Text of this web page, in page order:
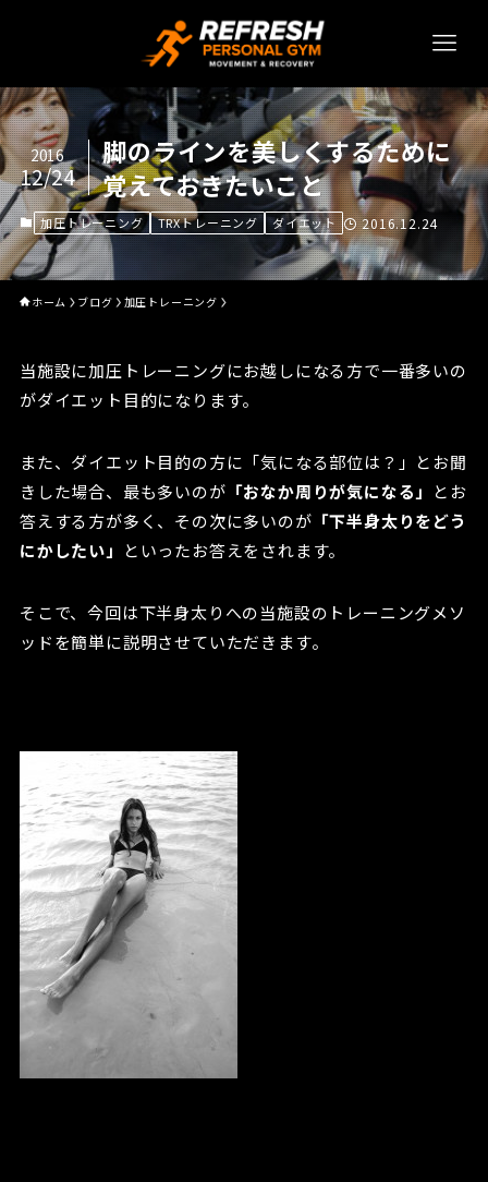
脚のラインを美しくするために
覚えておきたいこと
2016
12/24
加圧トレーニング TRXトレーニング ダイエット 2016.12.24
ホーム ブログ 加圧トレーニング
当施設に加圧トレーニングにお越しになる方で一番多いの
がダイエット目的になります。
また、ダイエット目的の方に「気になる部位は？」とお聞
きした場合、最も多いのが 「おなか周りが気になる」
とお
答えする方が多く、その次に多いのが 「下半身太りをどう
にかしたい」
といったお答えをされます。
そこで、今回は下半身太りへの当施設のトレーニングメソ
ッドを簡単に説明させていただきます。